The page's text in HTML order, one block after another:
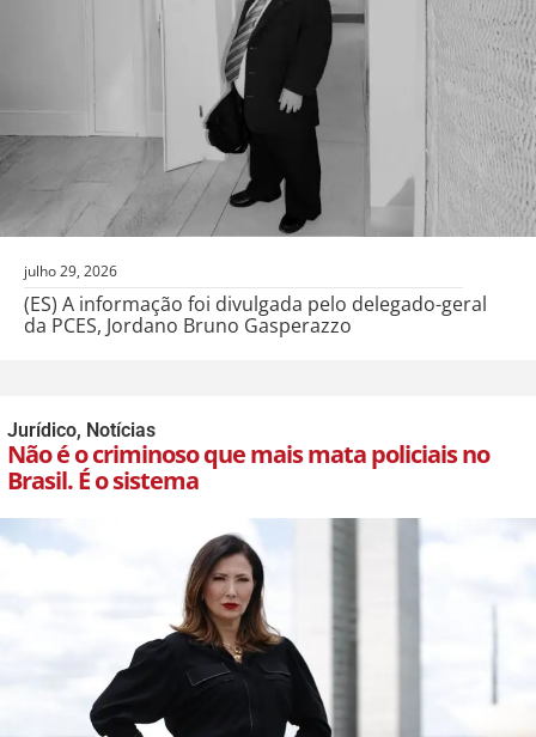
julho 29, 2026
(ES) A informação foi divulgada pelo delegado-geral
da PCES, Jordano Bruno Gasperazzo
Jurídico, Notícias
Não é o criminoso que mais mata policiais no
Brasil. É o sistema